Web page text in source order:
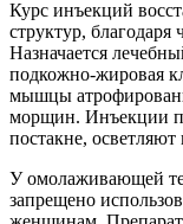
Курс инъекций
структур, благодаря
Назначается
подкожно-жировая
мышцы
морщин. Инъекции
постакне,
У омолаживающей
запрещено